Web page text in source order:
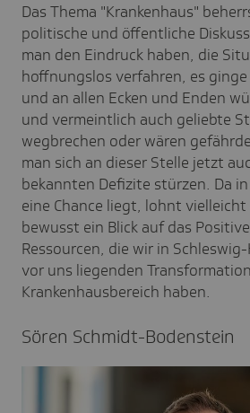
Das Thema "Krankenhaus"
politische und öffentliche
man den Eindruck haben, die
hoffnungslos verfahren, es
und an allen Ecken und Enden
und vermeintlich auch geliebte
wegbrechen oder wären
man sich an dieser Stelle jetzt
bekannten Defizite stürzen. Da
eine Chance liegt, lohnt
bewusst ein Blick auf das
Ressourcen, die wir in
vor uns liegenden
Krankenhausbereich haben.
Sören Schmidt-Boden­stein